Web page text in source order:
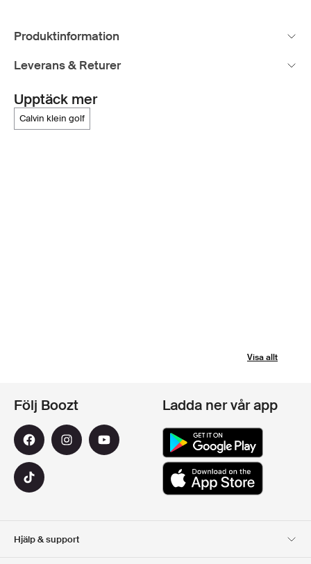
Produktinformation
Leverans & Returer
Upptäck mer
calvin klein golf
Visa allt
Hjälp & support
Följ Boozt Ladda ner vår app